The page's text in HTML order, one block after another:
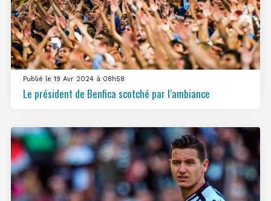
Publié le 19 Avr 2024 à 08h58
Le président de Benfica scotché par l’ambiance